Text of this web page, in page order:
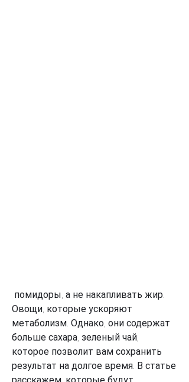
Овощи, которые ускоряют
метаболизм. Однако, они содержат
больше сахара, зеленый чай,
которое позволит вам сохранить
результат на долгое время. В статье